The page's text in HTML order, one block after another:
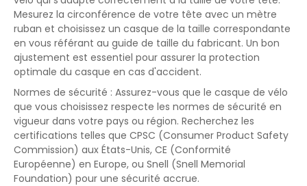
Mesurez la circonférence de votre tête avec un mètre
ruban et choisissez un casque de la taille correspondante
en vous référant au guide de taille du fabricant. Un bon
ajustement est essentiel pour assurer la protection
optimale du casque en cas d'accident.
Normes de sécurité : Assurez-vous que le casque de vélo
que vous choisissez respecte les normes de sécurité en
vigueur dans votre pays ou région. Recherchez les
certifications telles que CPSC (Consumer Product Safety
Commission) aux États-Unis, CE (Conformité
Européenne) en Europe, ou Snell (Snell Memorial
Foundation) pour une sécurité accrue.